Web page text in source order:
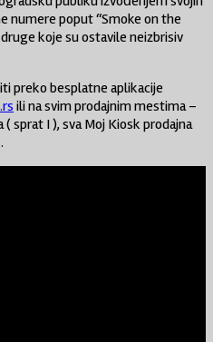
numere poput “Smoke on the
koje su ostavile neizbrisiv
preko besplatne aplikacije
ili na svim prodajnim mestima –
( sprat I ), sva Moj Kiosk prodajna